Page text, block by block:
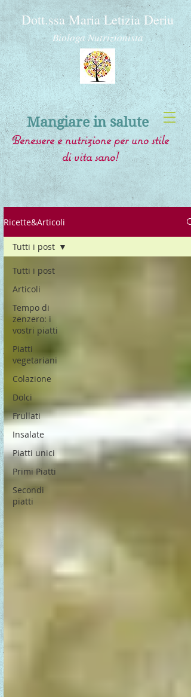
Dott.ssa Maria Letizia Deriu
Biologa Nutrizionista
Mangiare in salute
Benessere e nutrizione per uno stile
di vita sano!
Ricette&Articoli
Tutti i post
Articoli
Tempo di
zenzero: i
vostri piatti
Piatti
vegetariani
Colazione
Dolci
Frullati
Insalate
Piatti unici
Primi Piatti
Secondi
piatti
Tutti i post